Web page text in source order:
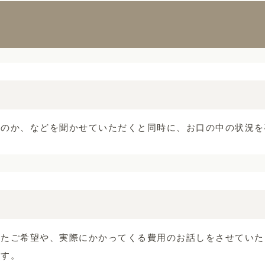
か、などを聞かせていただくと同時に、お口の中の状況
ご希望や、実際にかかってくる費用のお話しをさせてい
。